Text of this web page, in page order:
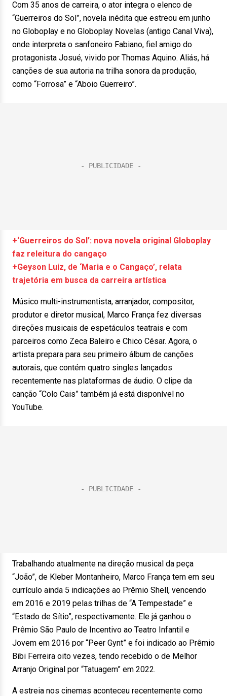
Com 35 anos de carreira, o ator integra o elenco de
“Guerreiros do Sol”, novela inédita que estreou em junho
no Globoplay e no Globoplay Novelas (antigo Canal Viva),
onde interpreta o sanfoneiro Fabiano, fiel amigo do
protagonista Josué, vivido por Thomas Aquino. Aliás, há
canções de sua autoria na trilha sonora da produção,
como “Forrosa” e “Aboio Guerreiro”.
+‘Guerreiros do Sol’: nova novela original Globoplay
faz releitura do cangaço
+Geyson Luiz, de ‘Maria e o Cangaço’, relata
trajetória em busca da carreira artística
Músico multi-instrumentista, arranjador, compositor,
produtor e diretor musical, Marco França fez diversas
direções musicais de espetáculos teatrais e com
parceiros como Zeca Baleiro e Chico César. Agora, o
artista prepara para seu primeiro álbum de canções
autorais, que contém quatro singles lançados
recentemente nas plataformas de áudio. O clipe da
canção “Colo Cais” também já está disponível no
YouTube.
Trabalhando atualmente na direção musical da peça
“João”, de Kleber Montanheiro, Marco França tem em seu
currículo ainda 5 indicações ao Prêmio Shell, vencendo
em 2016 e 2019 pelas trilhas de “A Tempestade” e
“Estado de Sítio”, respectivamente. Ele já ganhou o
Prêmio São Paulo de Incentivo ao Teatro Infantil e
Jovem em 2016 por “Peer Gynt” e foi indicado ao Prêmio
Bibi Ferreira oito vezes, tendo recebido o de Melhor
Arranjo Original por “Tatuagem” em 2022.
A estreia nos cinemas aconteceu recentemente como